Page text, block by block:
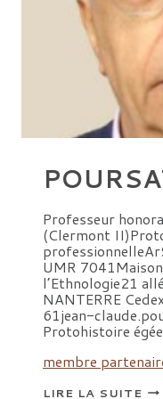
Professeur
(Clermont
UMR
l’Ethnologie21
NANTERRE
61jean-
Protohistoire
membre
LIRE LA SUITE